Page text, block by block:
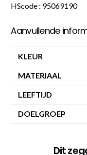
HScode : 95069190
Aanvullende
KLEUR
MATERIAAL
LEEFTIJD
DOELGROEP
Dit